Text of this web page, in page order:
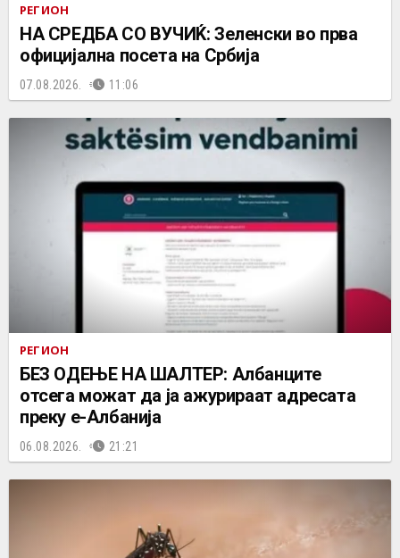
РЕГИОН
НА СРЕДБА СО ВУЧИЌ: Зеленски во прва
официјална посета на Србија
07.08.2026. 11:06
РЕГИОН
БЕЗ ОДЕЊЕ НА ШАЛТЕР: Албанците
отсега можат да ја ажурираат адресата
преку е-Албанија
06.08.2026. 21:21